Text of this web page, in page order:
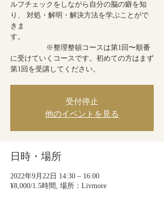
ルフチェックをしながら自分の脳の癖を知
り、 対処・解明・解決方法を学ぶことがで
きま
す。
※整理整頓コースは第1回〜順番
に受けていくコースです。初めての方はまず
第1回を受講してください。
受付停止
他のイベントを見る
日時・場所
2022年9月22日 14:30 – 16:00
¥8,000/1.5時間, 場所：Livmore